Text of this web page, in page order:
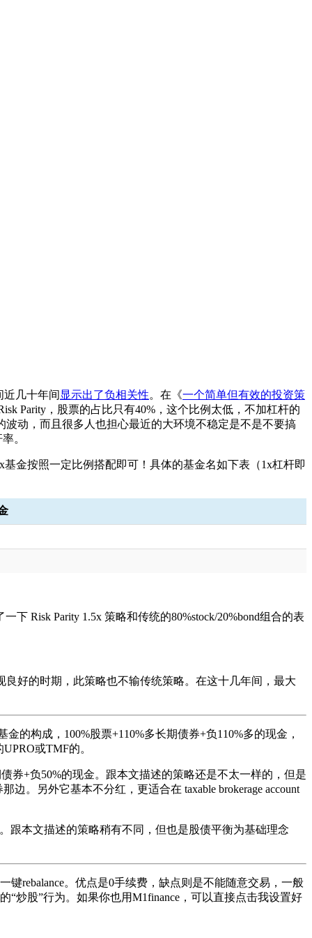
近几十年间 显示出了负相关性。在《一个简单但有效的投资策
Parity，股票的占比只有40%，这个比例太低，不加杠杆的
动，而且很多人也担心最近的大环境不稳定是不是不要搞
。
金按照一定比例搭配即可！具体的基金名如下表（1x杠杆即
下 Risk Parity 1.5x 策略和传统的80%stock/20%bond组合的表
好的时期，此策略也不输传统策略。在这十几年间，最大
金的构成，100%股票+110%多长期债券+负110%多的现金，
或TMF的。
券+负50%的现金。跟本文描述的策略还是不太一样的，但是
。另外它基本不分红，更适合在 taxable brokerage account
跟本文描述的策略稍有不同，但也是股债平衡为基础理念
rebalance。优点是0手续费，缺点则是不能随意交易，一般
“炒股”行为。如果你也用M1finance，可以直接点击我设置好